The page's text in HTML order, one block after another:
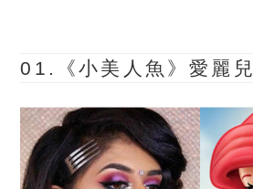
01.《小美人魚》愛麗兒